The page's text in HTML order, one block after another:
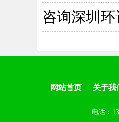
咨询深圳
网站首页 关于我
电话：